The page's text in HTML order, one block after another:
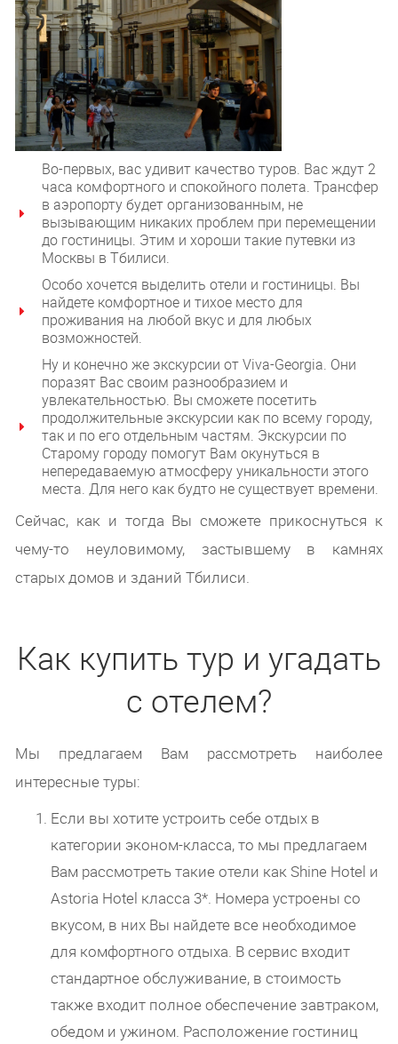
Во-первых, вас удивит качество туров. Вас ждут 2
часа комфортного и спокойного полета. Трансфер
в аэропорту будет организованным, не
вызывающим никаких проблем при перемещении
до гостиницы. Этим и хороши такие путевки из
Москвы в Тбилиси.
Особо хочется выделить отели и гостиницы. Вы
найдете комфортное и тихое место для
проживания на любой вкус и для любых
возможностей.
Ну и конечно же экскурсии от Viva-Georgia. Они
поразят Вас своим разнообразием и
увлекательностью. Вы сможете посетить
продолжительные экскурсии как по всему городу,
так и по его отдельным частям. Экскурсии по
Старому городу помогут Вам окунуться в
непередаваемую атмосферу уникальности этого
места. Для него как будто не существует времени.
Сейчас, как и тогда Вы сможете прикоснуться к
чему-то неуловимому, застывшему в камнях
старых домов и зданий Тбилиси.
Как купить тур и угадать
с отелем?
Мы предлагаем Вам рассмотреть наиболее
интересные туры:
Если вы хотите устроить себе отдых в
категории эконом-класса, то мы предлагаем
Вам рассмотреть такие отели как Shine Hotel и
Astoria Hotel класса 3*. Номера устроены со
вкусом, в них Вы найдете все необходимое
для комфортного отдыха. В сервис входит
стандартное обслуживание, в стоимость
также входит полное обеспечение завтраком,
обедом и ужином. Расположение гостиниц